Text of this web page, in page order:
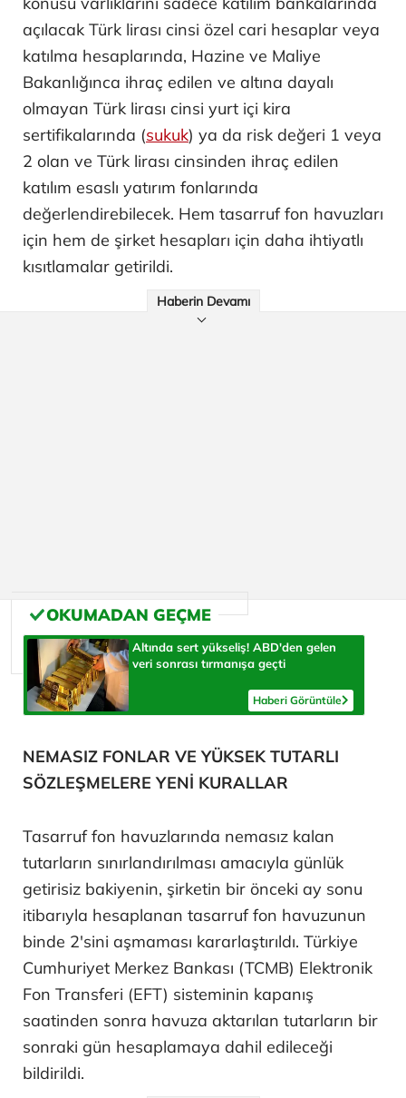
açılacak Türk lirası cinsi özel cari hesaplar veya
katılma hesaplarında, Hazine ve Maliye
Bakanlığınca ihraç edilen ve altına dayalı
olmayan Türk lirası cinsi yurt içi kira
sertifikalarında (sukuk) ya da risk değeri 1 veya
2 olan ve Türk lirası cinsinden ihraç edilen
katılım esaslı yatırım fonlarında
değerlendirebilecek. Hem tasarruf fon havuzları
için hem de şirket hesapları için daha ihtiyatlı
kısıtlamalar getirildi.
Haberin Devamı
Altında sert yükseliş! ABD'den gelen
veri sonrası tırmanışa geçti
Haberi Görüntüle
NEMASIZ FONLAR VE YÜKSEK TUTARLI
SÖZLEŞMELERE YENİ KURALLAR
Tasarruf fon havuzlarında nemasız kalan
tutarların sınırlandırılması amacıyla günlük
getirisiz bakiyenin, şirketin bir önceki ay sonu
itibarıyla hesaplanan tasarruf fon havuzunun
binde 2'sini aşmaması kararlaştırıldı. Türkiye
Cumhuriyet Merkez Bankası (TCMB) Elektronik
Fon Transferi (EFT) sisteminin kapanış
saatinden sonra havuza aktarılan tutarların bir
sonraki gün hesaplamaya dahil edileceği
bildirildi.